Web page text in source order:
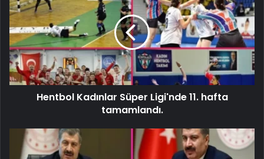
Hentbol Kadınlar Süper Ligi'nde 11. hafta
tamamlandı.